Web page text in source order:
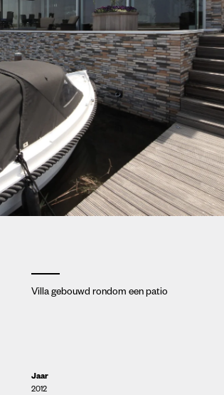
Villa gebouwd rondom een patio
Jaar
2012